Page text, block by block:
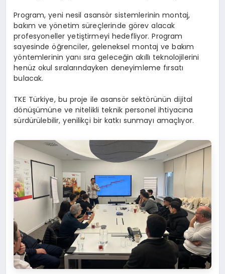
Program, yeni nesil asansör sistemlerinin montaj,
bakım ve yönetim süreçlerinde görev alacak
profesyoneller yetiştirmeyi hedefliyor. Program
sayesinde öğrenciler, geleneksel montaj ve bakım
yöntemlerinin yanı sıra geleceğin akıllı teknolojilerini
henüz okul sıralarındayken deneyimleme fırsatı
bulacak.
TKE Türkiye, bu proje ile asansör sektörünün dijital
dönüşümüne ve nitelikli teknik personel ihtiyacına
sürdürülebilir, yenilikçi bir katkı sunmayı amaçlıyor.